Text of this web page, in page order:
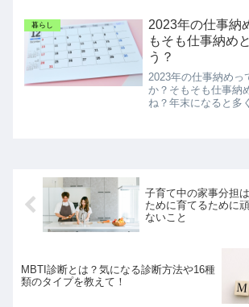
暮らし
2023年の仕事納
もそも仕事納め
う？
2023年の仕事納めっ
か？そもそも仕事納
ね？年末になると多
子育て中の家事分担
ために育てるために
ないこと
MBTI診断とは？気になる診断方法や16種
類のタイプを教えて！